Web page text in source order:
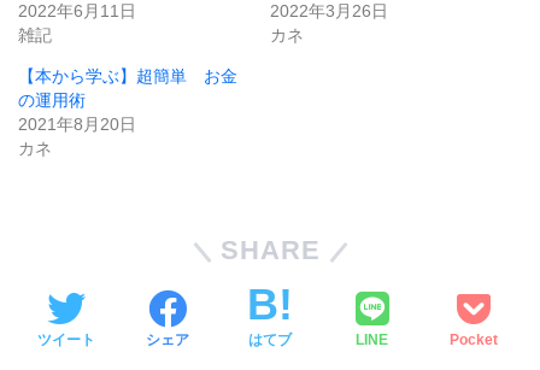
2022年6月11日
雑記
2022年3月26日
カネ
【本から学ぶ】超簡単 お金
の運用術
2021年8月20日
カネ
SHARE
ツイート シェア はてブ LINE Pocket